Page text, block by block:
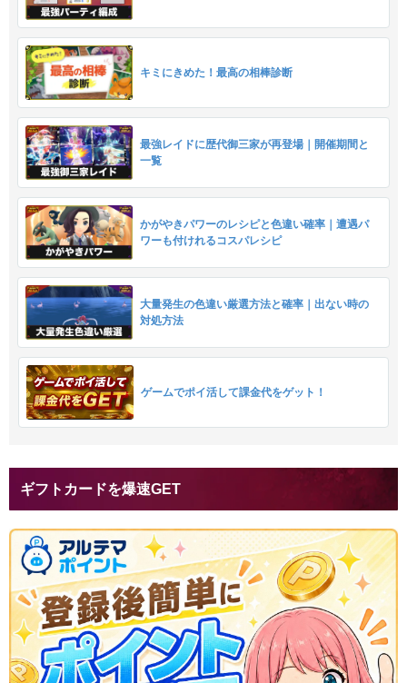
キミにきめた！最高の相棒診断
最強レイドに歴代御三家が再登場｜開催期間と
一覧
かがやきパワーのレシピと色違い確率｜遭遇パ
ワーも付けれるコスパレシピ
大量発生の色違い厳選方法と確率｜出ない時の
対処方法
ゲームでポイ活して課金代をゲット！
ギフトカードを爆速GET